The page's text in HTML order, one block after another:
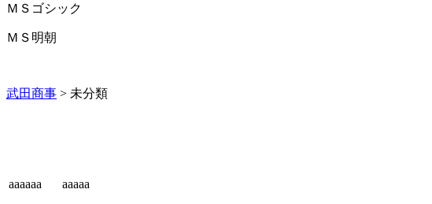
ＭＳゴシック
ＭＳ明朝
武田商事 > 未分類
aaaaaa aaaaa